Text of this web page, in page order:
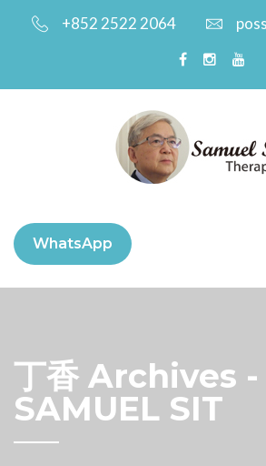
+852 2522 2064
WhatsApp
丁香 Archives -
SAMUEL SIT